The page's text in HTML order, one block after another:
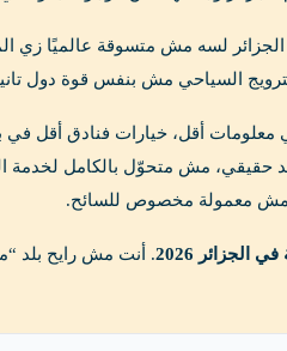
الجزائر لسه مش متسوقة عالميًا
السياحي مش بنفس قوة دول
معلومات أقل، خيارات فنادق
حقيقي، مش متحوّل بالكامل
مش معمولة مخصوص للسائح.
الجزائر 2026
. أنت مش رايح بلد